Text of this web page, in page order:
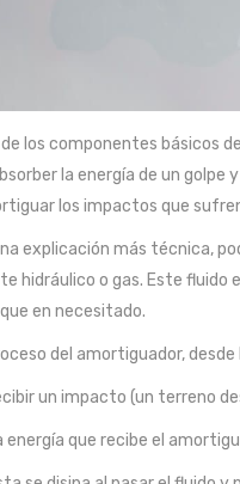
de los componentes básicos
la energía de un golpe
los impactos que
explicación más técnica,
hidráulico o gas. Este fluido
en necesitado.
del amortiguador, desde
un impacto (un terreno
energía que recibe el